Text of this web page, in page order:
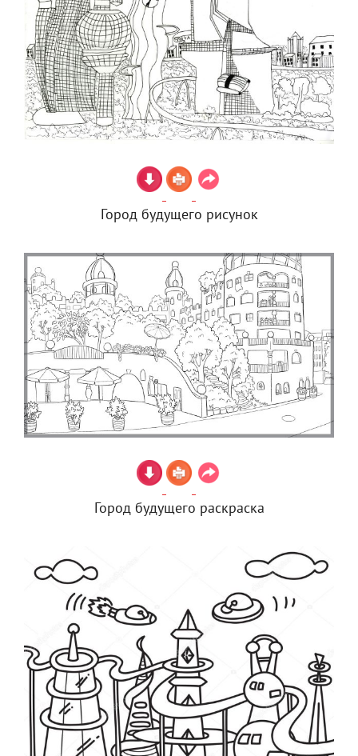
Город будущего рисунок
Город будущего раскраска